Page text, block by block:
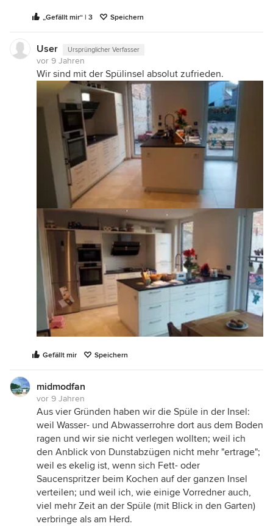
„Gefällt mir“ | 3 Speichern
User Ursprünglicher Verfasser
vor 9 Jahren
Wir sind mit der Spülinsel absolut zufrieden.
Gefällt mir Speichern
midmodfan
vor 9 Jahren
Aus vier Gründen haben wir die Spüle in der Insel:
weil Wasser- und Abwasserrohre dort aus dem Boden
ragen und wir sie nicht verlegen wollten; weil ich
den Anblick von Dunstabzügen nicht mehr "ertrage";
weil es ekelig ist, wenn sich Fett- oder
Saucenspritzer beim Kochen auf der ganzen Insel
verteilen; und weil ich, wie einige Vorredner auch,
viel mehr Zeit an der Spüle (mit Blick in den Garten)
verbringe als am Herd.